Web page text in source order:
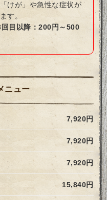
けが」や急性な症状が
す。
目以降：200円～500
ニュー
7,920円
7,920円
7,920円
15,840円